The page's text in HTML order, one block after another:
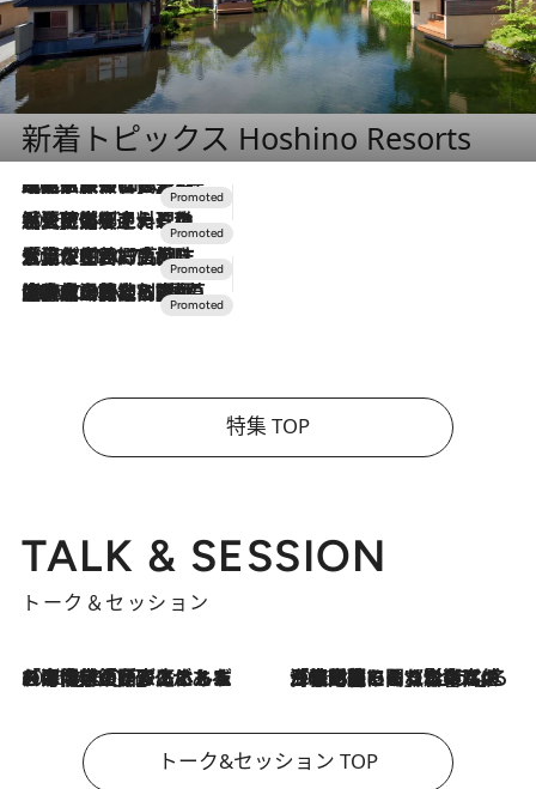
新着トピックス Hoshino Resorts
2026.7.31
【ホテル帰省】という選択肢をOMOが提案。家族とほどよい距離を保つには「昼は実家、夜は気兼ねなくホテルで！」
2026.7.24
【夏限定ディナーコース】旬を迎える稚鮎や花ズッキーニなどをイタリア・トスカーナの郷土料理の手法で満喫！
2026.7.17
「土佐和ハーブかき氷」がOMO7高知に登場！生姜、山椒、大葉など目にも舌にも涼を呼ぶ郷土の味
2026.7.10
NEW OPEN！【界 草津】名湯の地に誕生。趣の異なる2種の温泉と上州ならではの会席・蕎麦割烹など美食を味わう究極の癒やし旅
特集 TOP
TALK & SESSION
トーク＆セッション
2026.8.3
「今後値上げがあるとすれば…」「リスクがあるのは今年の冬」エネルギー専門家が語る、ホルムズ海峡封鎖が家庭にもたらす“ある心配” 2026.8.3
「住宅建てられない…」「サーチャージ料の高値が続いている」ホルムズ海峡封鎖による影響はいつまで続く？《エネルギー専門家に聞く“どうなる日本の暮らし”》
トーク&セッション TOP